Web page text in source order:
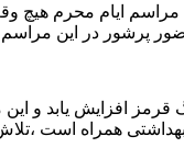
مراسم ایام محرم
پرشور در این
افزایش یابد و
همراه است